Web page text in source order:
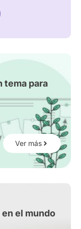
tema para
Ver más
el mundo